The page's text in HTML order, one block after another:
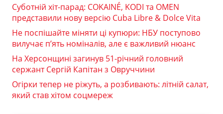
Суботній хіт-парад: COKAINÉ, KODI та OMEN
представили нову версію Cuba Libre & Dolce Vita
Не поспішайте міняти ці купюри: НБУ поступово
вилучає п’ять номіналів, але є важливий нюанс
На Херсонщині загинув 51-річний головний
сержант Сергій Капітан з Овруччини
Огірки тепер не ріжуть, а розбивають: літній салат,
який став хітом соцмереж